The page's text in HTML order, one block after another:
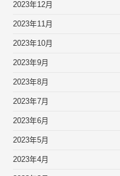
2023年12月
2023年11月
2023年10月
2023年9月
2023年8月
2023年7月
2023年6月
2023年5月
2023年4月